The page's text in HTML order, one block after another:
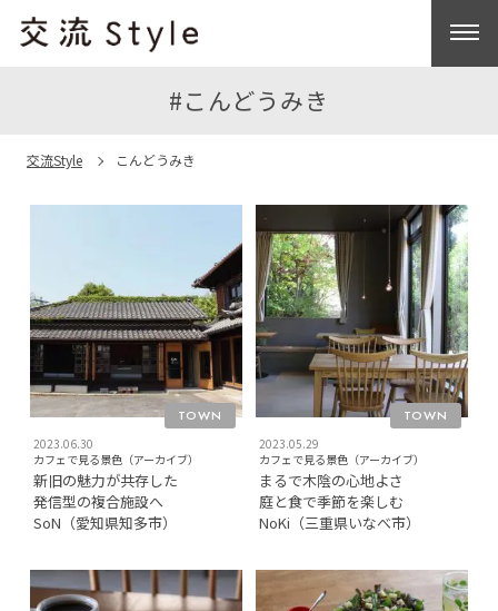
#こんどうみき
交流Style こんどうみき
2023.06.30
TOWN
カフェで見る景色（アーカイブ）
新旧の魅力が共存した
発信型の複合施設へ
SoN（愛知県知多市）
2023.05.29
TOWN
カフェで見る景色（アーカイブ）
まるで木陰の心地よさ
庭と食で季節を楽しむ
NoKi（三重県いなべ市）